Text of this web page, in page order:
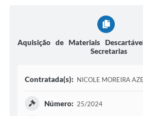
Aquisição de Materiais
Secretarias
Contratada(s): NICOLE MOREIRA
Número: 25/2024